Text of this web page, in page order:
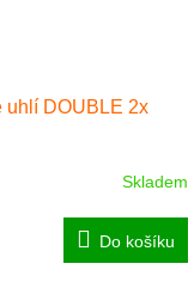
uhlí DOUBLE 2x
Skladem
Do košíku